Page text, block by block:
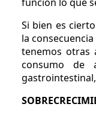
Si bien es
la
tenemos otras
consumo de